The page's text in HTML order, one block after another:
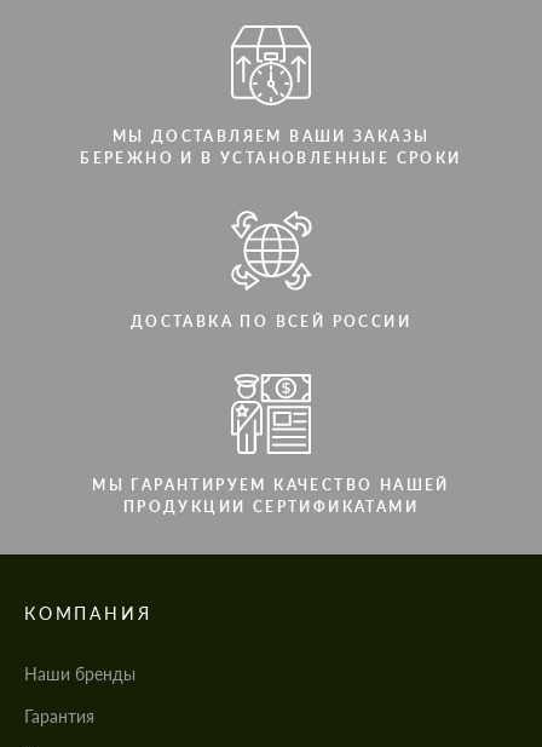
МЫ ДОСТАВЛЯЕМ ВАШИ ЗАКАЗЫ
БЕРЕЖНО И В УСТАНОВЛЕННЫЕ СРОКИ
ДОСТАВКА ПО ВСЕЙ РОССИИ
МЫ ГАРАНТИРУЕМ КАЧЕСТВО НАШЕЙ
ПРОДУКЦИИ СЕРТИФИКАТАМИ
КОМПАНИЯ
Наши бренды
Гарантия